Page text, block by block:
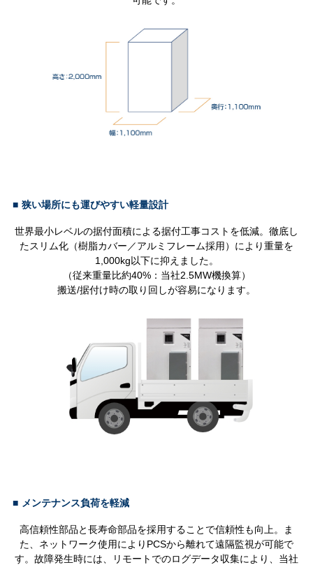
■ 狭い場所にも運びやすい軽量設計
世界最小レベルの据付面積による据付工事コストを低減。徹底し
たスリム化（樹脂カバー／アルミフレーム採用）により重量を
1,000kg以下に抑えました。
（従来重量比約40%：当社2.5MW機換算）
搬送/据付け時の取り回しが容易になります。
■ メンテナンス負荷を軽減
高信頼性部品と長寿命部品を採用することで信頼性も向上。ま
た、ネットワーク使用によりPCSから離れて遠隔監視が可能で
す。故障発生時には、リモートでのログデータ収集により、当社